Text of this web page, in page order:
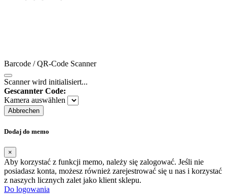
Barcode / QR-Code Scanner
Scanner wird initialisiert...
Gescannter Code:
Kamera auswählen
Abbrechen
Dodaj do memo
×
Aby korzystać z funkcji memo, należy się zalogować. Jeśli nie
posiadasz konta, możesz również zarejestrować się u nas i korzystać
z naszych licznych zalet jako klient sklepu.
Do logowania